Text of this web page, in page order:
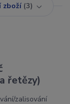
zboží 3
řetězy)
zalisování